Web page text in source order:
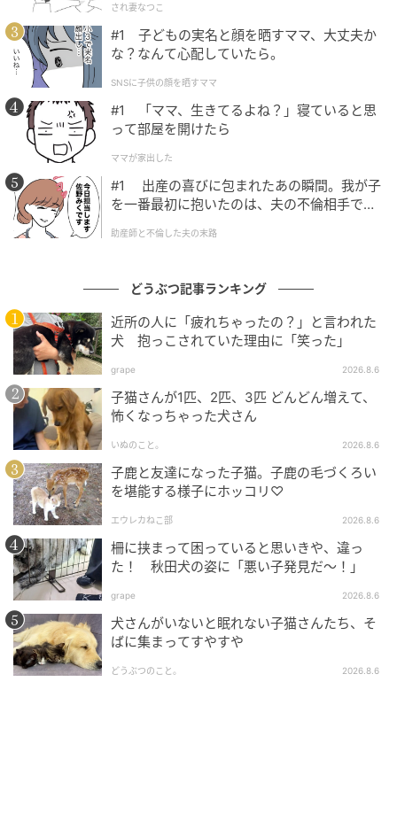
され妻なつこ
#1 子どもの実名と顔を晒すママ、大丈夫か
な？なんて心配していたら。
SNSに子供の顔を晒すママ
#1 「ママ、生きてるよね？」寝ていると思
って部屋を開けたら
ママが家出した
#1 出産の喜びに包まれたあの瞬間。我が子
を一番最初に抱いたのは、夫の不倫相手でし
助産師と不倫した夫の末路
どうぶつ記事ランキング
近所の人に「疲れちゃったの？」と言われた
犬 抱っこされていた理由に「笑った」
grape 2026.8.6
子猫さんが1匹、2匹、3匹 どんどん増えて、
怖くなっちゃった犬さん
いぬのこと。 2026.8.6
子鹿と友達になった子猫。子鹿の毛づくろい
を堪能する様子にホッコリ♡
エウレカねこ部 2026.8.6
柵に挟まって困っていると思いきや、違っ
た！ 秋田犬の姿に「悪い子発見だ～！」
grape 2026.8.6
犬さんがいないと眠れない子猫さんたち、そ
ばに集まってすやすや
どうぶつのこと。 2026.8.6